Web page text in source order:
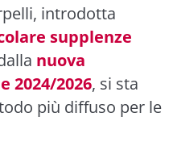
introdotta
supplenze
nuova
2024/2026, si sta
più diffuso per le